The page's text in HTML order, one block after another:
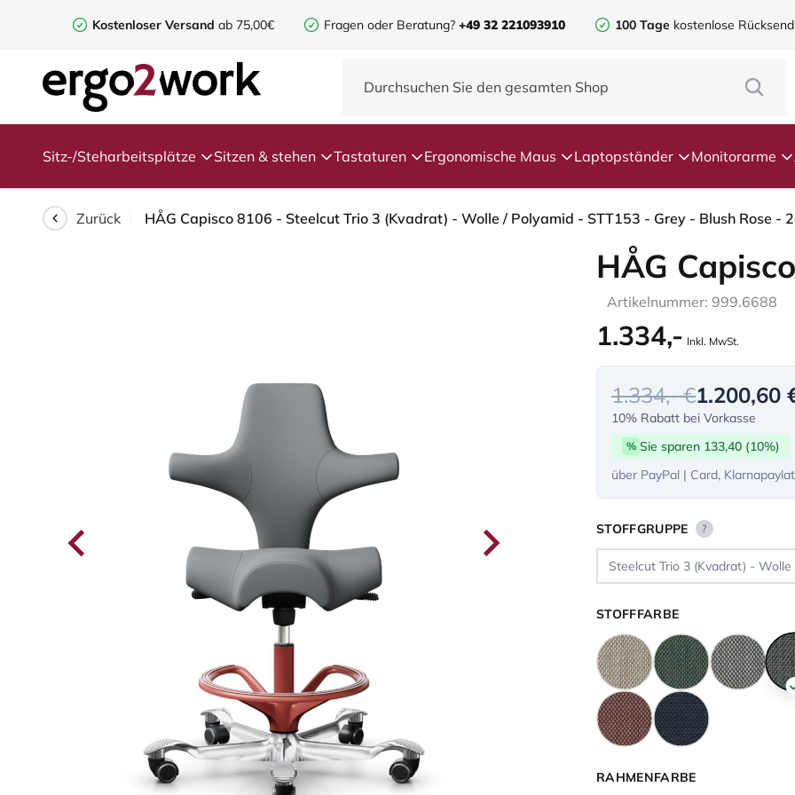
Kostenloser Versand ab 75,00€ Fragen oder Beratung? +49 32 221093910 100 Tage kostenlose
Sitz-/Steharbeitsplätze Sitzen & stehen Tastaturen Ergonomische Maus Laptopständer Monitorarme
Zurück
HÅG
Artikelnummer: 999.6688
1.334,- Inkl. MwSt.
1.334,- €1.200,60
10% Rabatt bei Vorkasse
% Sie sparen 133,40 (10%)
über PayPal | Card,
STOFFGRUPPE ?
STOFFFARBE
RAHMENFARBE